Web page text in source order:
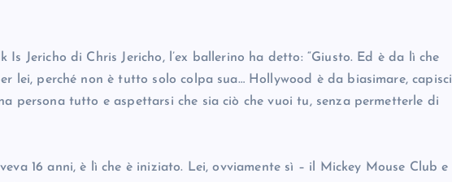
Is Jericho di Chris Jericho, l’ex ballerino ha detto: “Giusto. Ed è da lì che
lei, perché non è tutto solo colpa sua… Hollywood è da biasimare, capisci
persona tutto e aspettarsi che sia ciò che vuoi tu, senza permetterle di
16 anni, è lì che è iniziato. Lei, ovviamente sì – il Mickey Mouse Club e